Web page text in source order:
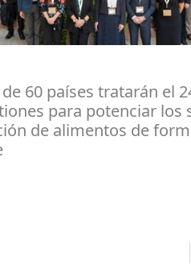
60 países tratarán el
para potenciar los
de alimentos de